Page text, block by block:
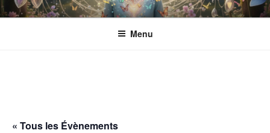
Aller
au
ESPACE ECLOSION
Gérée par l'Association CANTACORDA. L'association s’implique pour
une meilleure inclusion sociale et culturelle des personnes en situation
Menu
« Tous les Évènements